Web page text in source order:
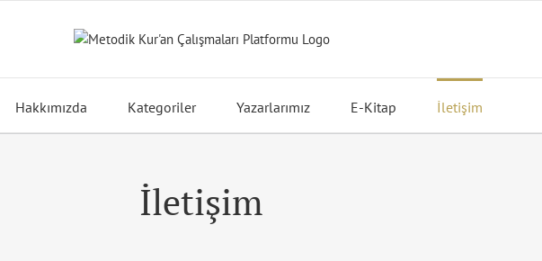
Hakkımızda Kategoriler Yazarlarımız E-Kitap İletişim
İletişim